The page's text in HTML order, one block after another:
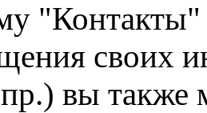
"Контакты"
своих
вы также